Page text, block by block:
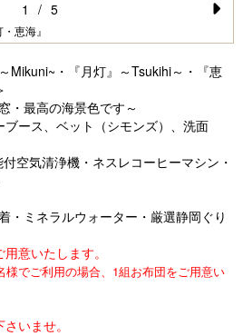
恵海』
e
xt
1 / 5
・『月灯』～Tsukihi～・『恵
・最高の海景色です～
ブース、ベット（シモンズ）、洗面
空気清浄機・ネスレコーヒーマシン・
・ミネラルウォーター・厳選静岡ぐり
意いたします。
様でご利用の場合、1組お布団をご用意い
いませ。